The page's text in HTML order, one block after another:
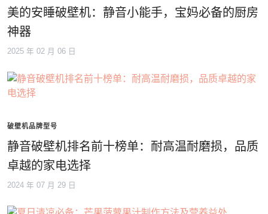
美的安睡破壁机：静音小能手，宝妈必备的厨房
神器
2025 年 02 月 06 日
破壁机品牌型号
静音破壁机排名前十榜单：耐高温耐磨损，品质
卓越的家电选择
2024 年 07 月 29 日